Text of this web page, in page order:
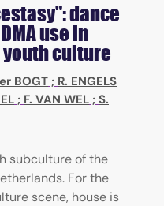
dance
use in
youth culture
BOGT ; R. ENGELS
; F. VAN WEL ; S.
subculture of the
For the
scene, house is